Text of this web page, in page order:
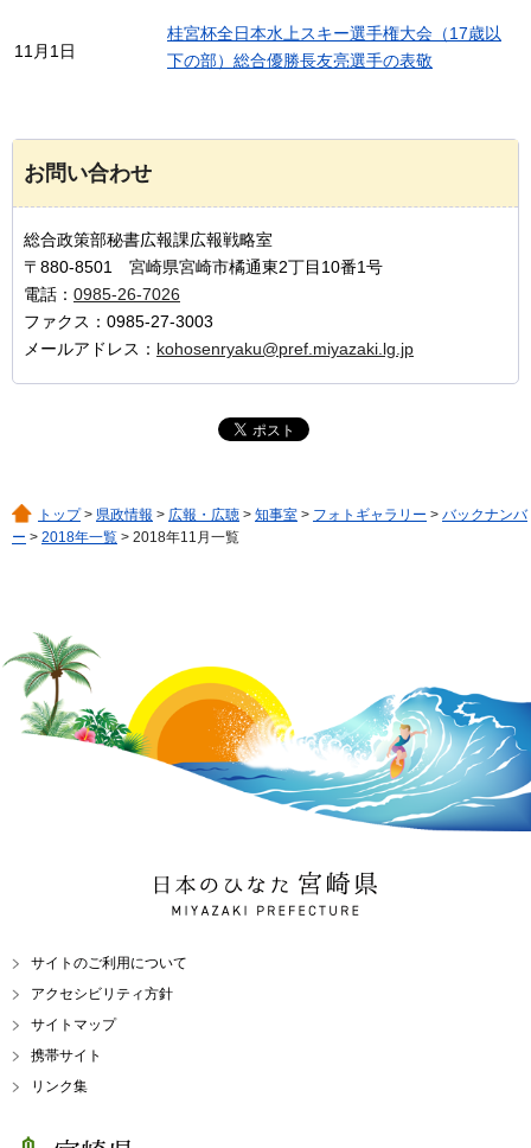
11月1日
桂宮杯全日本水上スキー選手権大会（17歳以
下の部）総合優勝長友亮選手の表敬
お問い合わせ
総合政策部秘書広報課広報戦略室
〒880-8501 宮崎県宮崎市橘通東2丁目10番1号
電話： 0985-26-7026
ファクス：0985-27-3003
メールアドレス： kohosenryaku@pref.miyazaki.lg.jp
トップ> 県政情報 > 広報・広聴 > 知事室 > フォトギャラリー > バックナンバ
ー > 2018年一覧 > 2018年11月一覧
日本のひなた 宮崎県
MIYAZAKI PREFECTURE
サイトのご利用について
アクセシビリティ方針
サイトマップ
携帯サイト
リンク集